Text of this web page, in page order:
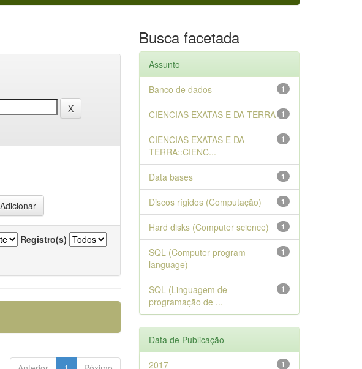
Registro(s)
Busca facetada
Assunto
1
Banco de dados
1
CIENCIAS EXATAS E DA TERRA
1
CIENCIAS EXATAS E DA
TERRA::CIENC...
1
Data bases
1
Discos rígidos (Computação)
1
Hard disks (Computer science)
1
SQL (Computer program
language)
1
SQL (Linguagem de
programação de ...
Data de Publicação
1
2017